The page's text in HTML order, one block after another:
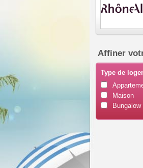
Affiner
Type de
Maison
Bungalow